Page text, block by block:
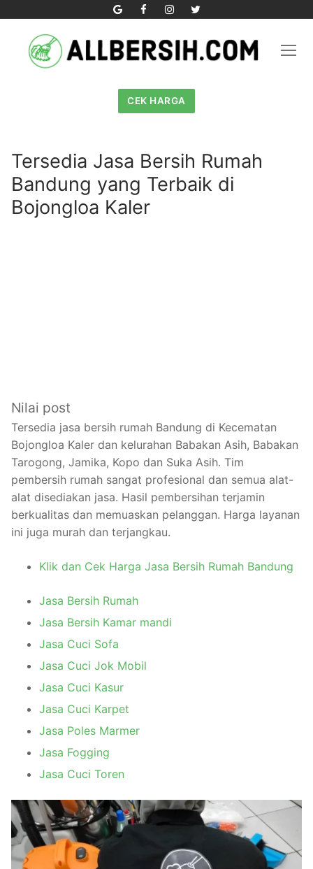
content
CEK HARGA
Tersedia Jasa Bersih Rumah
Bandung yang Terbaik di
Bojongloa Kaler
Nilai post
Tersedia jasa bersih rumah Bandung di Kecematan
Bojongloa Kaler dan kelurahan Babakan Asih, Babakan
Tarogong, Jamika, Kopo dan Suka Asih. Tim
pembersih rumah sangat profesional dan semua alat-
alat disediakan jasa. Hasil pembersihan terjamin
berkualitas dan memuaskan pelanggan. Harga layanan
ini juga murah dan terjangkau.
Klik dan Cek Harga Jasa Bersih Rumah Bandung
Jasa Bersih Rumah
Jasa Bersih Kamar mandi
Jasa Cuci Sofa
Jasa Cuci Jok Mobil
Jasa Cuci Kasur
Jasa Cuci Karpet
Jasa Poles Marmer
Jasa Fogging
Jasa Cuci Toren